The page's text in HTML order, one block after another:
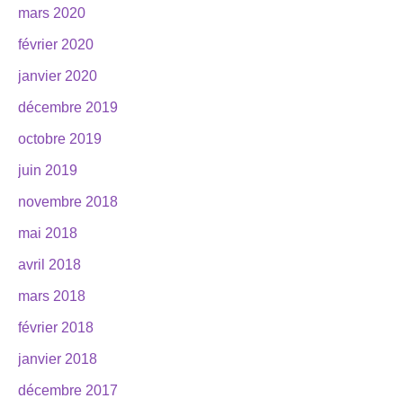
mars 2020
février 2020
janvier 2020
décembre 2019
octobre 2019
juin 2019
novembre 2018
mai 2018
avril 2018
mars 2018
février 2018
janvier 2018
décembre 2017